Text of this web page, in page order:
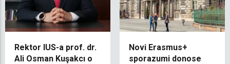
Rektor IUS-a prof. dr.
Ali Osman Kuşakcı o
Novi Erasmus+
sporazumi donose